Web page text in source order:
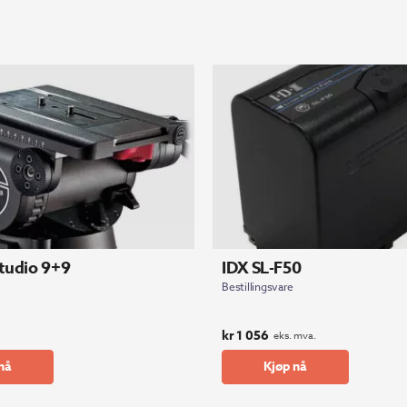
9+9 IDX SL-F50
Bestillingsvare
kr1 056 eks. mva.
Kjøp nå